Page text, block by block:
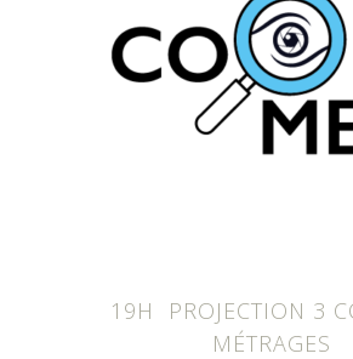
19H PROJECTION 3
MÉTRAGES